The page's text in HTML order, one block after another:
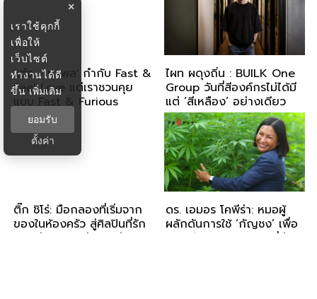
'เต๋อ - นวพล' กำกับ Fast &
Feel Love แต่เราชวนคุย
แบบ Fast & Furious
ไผท ผดุงถิ่น : BUILK One
Group วันที่สีองค์กรไม่ได้มี
แต่ ‘สีเหลือง’ อย่างเดียว
ติ๊ก ชิโร่: มือกลองที่เริ่มจาก
ของในห้องครัว สู่ศิลปินที่รัก
ดนตรีมามากกว่า 35 ปี
ดร. เอมอร โคพีร่า: หมอผู้
ผลักดันการใช้ ‘กัญชง’ เพื่อ
ยกระดับจิตวิญญาณ ที่ชีวิต
×
เราใช้คุกกี้
เพื่อให้
เว็บไซต์
ทำงานได้ดี
ขึ้นเพิ่มเติม
ยอมรับ
ตั้งค่า